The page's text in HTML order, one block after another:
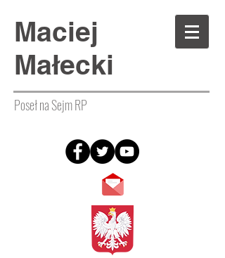
Maciej
Małecki
Poseł na Sejm RP